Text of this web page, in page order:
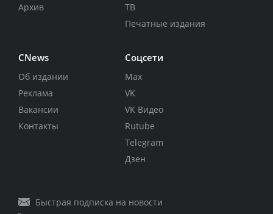
Архив
ТВ
Печатные издания
CNews
Об издании
Реклама
Вакансии
Контакты
Соцсети
Max
VK
VK Видео
Rutube
Telegram
Дзен
Быстрая подписка на новости